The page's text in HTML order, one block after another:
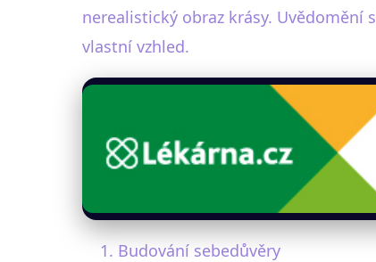
nerealistický obraz krásy. Uvědomění
vlastní vzhled.
Budování sebedůvěry